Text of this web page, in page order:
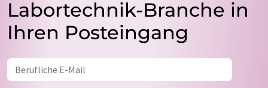
Labortechnik-Branche in
Ihren Posteingang